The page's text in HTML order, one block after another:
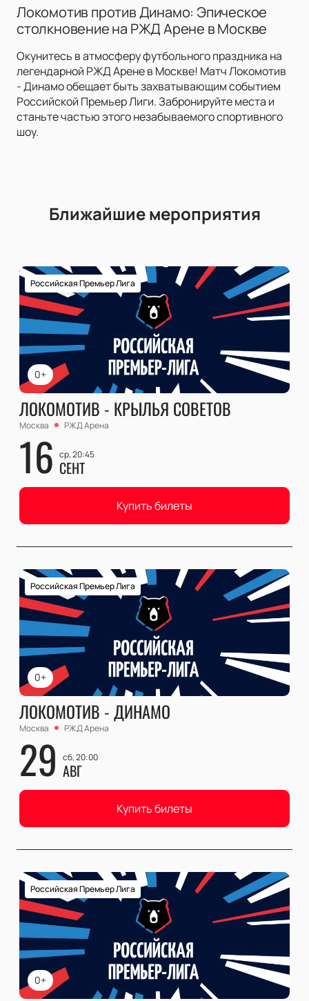
Локомотив против Динамо: Эпическое
столкновение на РЖД Арене в Москве
Окунитесь в атмосферу футбольного праздника на
легендарной РЖД Арене в Москве! Матч Локомотив
- Динамо обещает быть захватывающим событием
Российской Премьер Лиги. Забронируйте места и
станьте частью этого незабываемого спортивного
шоу.
Ближайшие мероприятия
0+
Российская Премьер Лига
ЛОКОМОТИВ - КРЫЛЬЯ СОВЕТОВ
Москва РЖД Арена
16 ср, 20:45
СЕНТ
Купить билеты
0+
Российская Премьер Лига
ЛОКОМОТИВ - ДИНАМО
Москва РЖД Арена
29 сб, 20:00
АВГ
Купить билеты
0+
Российская Премьер Лига